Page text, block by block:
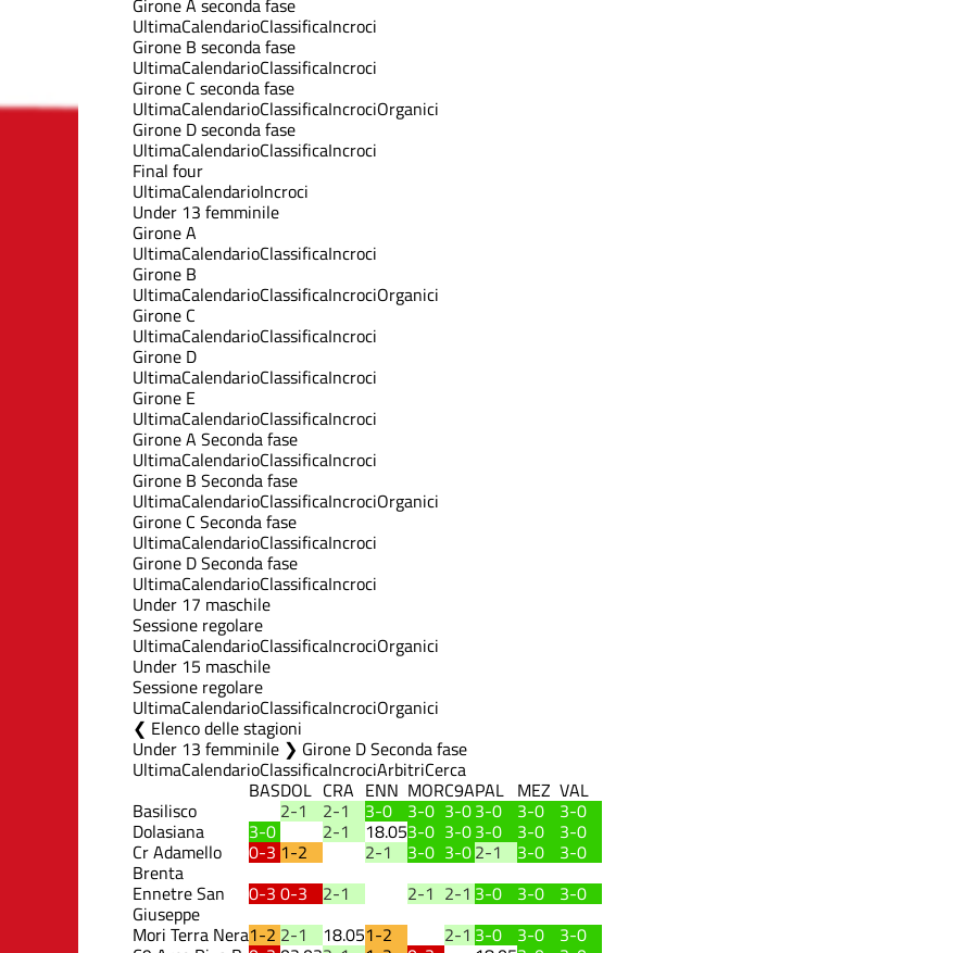
UltimaCalendarioClassificaIncroci
Girone B seconda fase
UltimaCalendarioClassificaIncroci
Girone C seconda fase
UltimaCalendarioClassificaIncrociOrganici
Girone D seconda fase
UltimaCalendarioClassificaIncroci
Final four
UltimaCalendarioIncroci
Under 13 femminile
Girone A
UltimaCalendarioClassificaIncroci
Girone B
UltimaCalendarioClassificaIncrociOrganici
Girone C
UltimaCalendarioClassificaIncroci
Girone D
UltimaCalendarioClassificaIncroci
Girone E
UltimaCalendarioClassificaIncroci
Girone A Seconda fase
UltimaCalendarioClassificaIncroci
Girone B Seconda fase
UltimaCalendarioClassificaIncrociOrganici
Girone C Seconda fase
UltimaCalendarioClassificaIncroci
Girone D Seconda fase
UltimaCalendarioClassificaIncroci
Under 17 maschile
Sessione regolare
UltimaCalendarioClassificaIncrociOrganici
Under 15 maschile
Sessione regolare
UltimaCalendarioClassificaIncrociOrganici
Elenco delle stagioni
Under 13 femminile ❯ Girone D Seconda fase
UltimaCalendarioClassificaIncrociArbitriCerca
BASDOL CRA ENN MORC9APAL MEZ VAL
Basilisco 2-1 2-1 3-0 3-0 3-03-0 3-0 3-0
Dolasiana 3-0 2-1 18.053-0 3-03-0 3-0 3-0
Cr Adamello
Brenta
0-3 1-2 2-1 3-0 3-02-1 3-0
3-0
Ennetre San
Giuseppe
0-3 0-3 2-1 2-1 2-1 3-0 3-0
3-0
Mori Terra Nera1-2 2-1 18.051-2 2-1 3-0 3-0 3-0